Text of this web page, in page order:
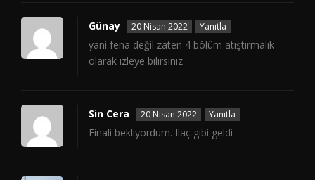
Günay 20 Nisan 2022 Yanıtla
yani fena değil zaten 4 bölüm atıştırmalık
olarak izleye bilirsiniz
Sin Cera 20 Nisan 2022 Yanıtla
Finali bekliyordum. Ilaç gibi geldi